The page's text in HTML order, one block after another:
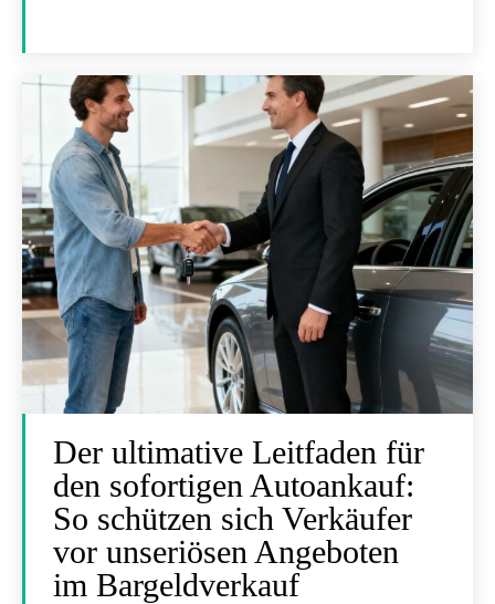
Der ultimative Leitfaden für
den sofortigen Autoankauf:
So schützen sich Verkäufer
vor unseriösen Angeboten
im Bargeldverkauf